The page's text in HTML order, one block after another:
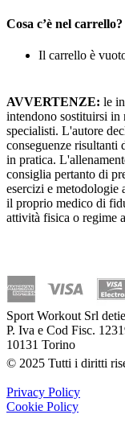
Cosa c’è nel carrello?
Il carrello è
AVVERTENZE: le
intendono sostituirsi in
specialisti. L'autore
conseguenze risultanti
in pratica.
consiglia pertanto di
esercizi e
il proprio medico di
attività fisica o regime
Sport Workout Srl
P. Iva e Cod Fisc.
10131 Torino
© 2025 Tutti i diritti
Privacy Policy
Cookie Policy